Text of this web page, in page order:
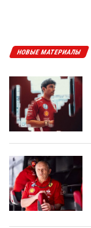
НОВЫЕ МАТЕРИАЛЫ